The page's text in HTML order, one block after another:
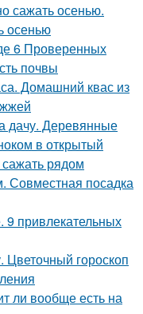
сажать осенью.
осенью
6 Проверенных
почвы
Домашний квас из
дачу. Деревянные
в открытый
сажать рядом
Совместная посадка
9 привлекательных
Цветочный гороскоп
ли вообще есть на